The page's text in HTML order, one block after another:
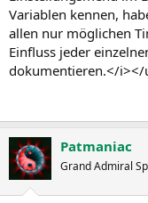
Variablen kennen,
allen nur möglichen
Einfluss jeder
dokumentieren.</i></
Patmaniac
Grand Admiral